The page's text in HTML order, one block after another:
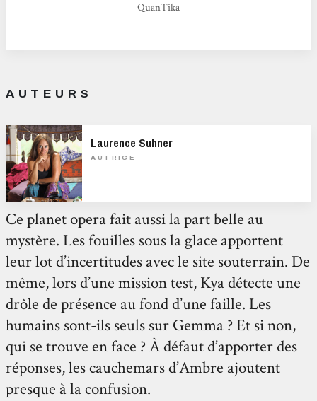
QuanTika
AUTEURS
Laurence Suhner
AUTRICE
Ce planet opera fait aussi la part belle au
mystère. Les fouilles sous la glace apportent
leur lot d’incertitudes avec le site souterrain. De
même, lors d’une mission test, Kya détecte une
drôle de présence au fond d’une faille. Les
humains sont-ils seuls sur Gemma ? Et si non,
qui se trouve en face ? À défaut d’apporter des
réponses, les cauchemars d’Ambre ajoutent
presque à la confusion.